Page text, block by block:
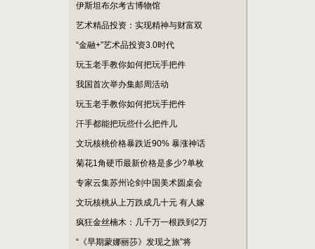
伊斯坦布尔考古博物馆
艺术精品投资：实现精神与财富双
“金融+”艺术品投资3.0时代
玩玉老手教你如何把玩手把件
我国首次举办集邮周活动
玩玉老手教你如何把玩手把件
汗手都能把玩些什么把件儿
文玩核桃价格暴跌近90% 暴涨神话
菊花1角硬币最新价格是多少?单枚
专家云集苏州论剑中国美术圆桌会
文玩核桃从上万跌成几十元 有人嫁
疯狂金丝楠木：几千万一根跌到2万
“《早期蒙娜丽莎》发现之旅”将